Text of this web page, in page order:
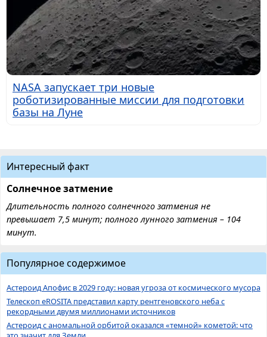
NASA запускает три новые
роботизированные миссии для подготовки
базы на Луне
Интересный факт
Солнечное затмение
Длительность полного солнечного затмения не
превышает 7,5 минут; полного лунного затмения – 104
минут.
Популярное содержимое
Астероид Апофис в 2029 году: новая угроза от космического мусора
Телескоп eROSITA представил карту рентгеновского неба с
рекордными двумя миллионами источников
Астероид с аномальной орбитой оказался «темной» кометой: что